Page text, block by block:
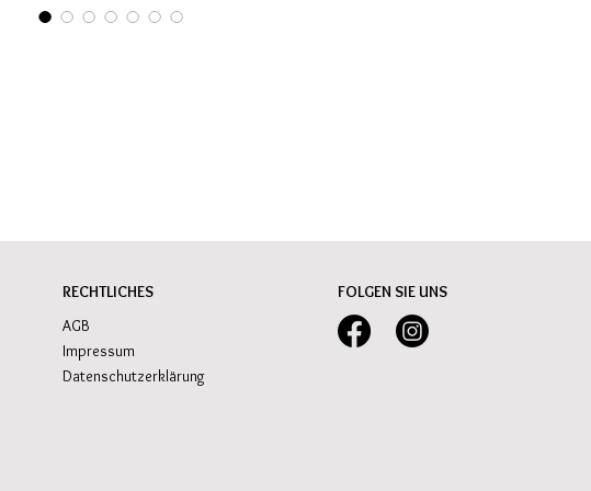
RECHTLICHES
AGB
Impressum
Datenschutzerklärung
FOLGEN SIE UNS